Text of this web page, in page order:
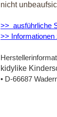
nicht
>> ausführliche
>> Informationen
kidylike
• D-66687